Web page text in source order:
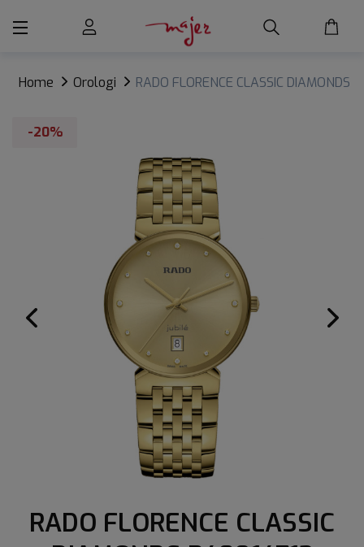
Home Orologi RADO FLORENCE CLASSIC DIAMONDS
-20%
RADO FLORENCE CLASSIC